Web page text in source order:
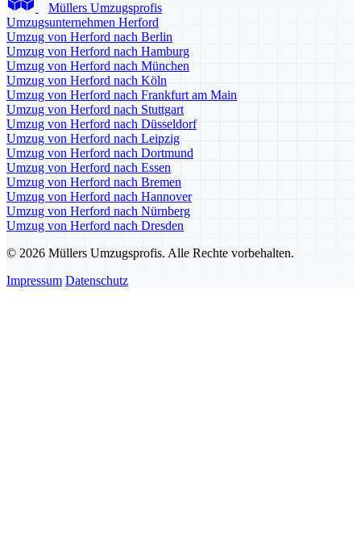
Müllers Umzugsprofis
Umzugsunternehmen Herford
Umzug von Herford nach Berlin
Umzug von Herford nach Hamburg
Umzug von Herford nach München
Umzug von Herford nach Köln
Umzug von Herford nach Frankfurt am Main
Umzug von Herford nach Stuttgart
Umzug von Herford nach Düsseldorf
Umzug von Herford nach Leipzig
Umzug von Herford nach Dortmund
Umzug von Herford nach Essen
Umzug von Herford nach Bremen
Umzug von Herford nach Hannover
Umzug von Herford nach Nürnberg
Umzug von Herford nach Dresden
© 2026 Müllers Umzugsprofis. Alle Rechte vorbehalten.
Impressum Datenschutz